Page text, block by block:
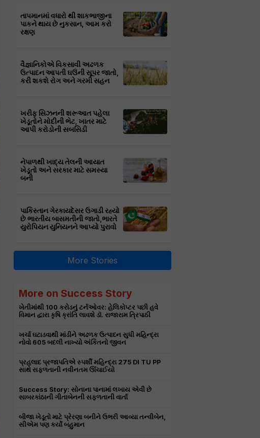
તાપમાનમાં વધારો થી શાકભાજીના
પાકને થાય છે નુકસાન, આમ કરો
રક્ષણ
વૈજ્ઞાનિકોએ વિકસાવી અઢળક
ઉત્પાદન આપતી ઘઉંની સૂપર જાતો,
કરી શકશે રોગ અને ગરમી સહન
ખરીફ સિઝનની શરૂઆત પહેલા
ખેડૂતોને મોદીની ભેટ, ખાતર માટે
આપી કરોડોની સબસિડી
નેપાળથી ખાદ્ય તેલની આયાત
ખેડૂતો અને સરકાર માટે સમસ્યા
બની
પાકિસ્તાન ગેરકાયદેસર ઉગાડી રહ્યો
છે ભારતીય બાસમતીની જાતો,ભારતે
યુરોપિયન યુનિયનને આપ્યો પુરાવો
More Stories
More on Success Story
ખેતીમાંથી 100 કરોડનું ટર્નઓવર: હેલિકોપ્ટર પછી હવે
વિમાન દ્વારા કૃષિ ક્રાંતિ લાવશે ડૉ. રાજારામ ત્રિપાઠી
ખર્ચા ઘટાડવાથી માંડીને અઢળક ઉત્પાદન સુધી મહિન્દ્રા
નોવો 605 બદલી નાખ્યો અંકિતનો જીવન
પ્રહલાદ પ્રજાપતિએ સ્પર્શી મહિન્દ્રા 275 DI TU PP
સાથે સફળતાની નવીનતમ ઊંચાઈયો
Success Story: સોનાના પાનામાં લખાય એવી છે
સાબરકાંઠાની ગીતાબેનની સફળતાની વાર્તા
બીજા ખેડૂતો માટે પ્રેરણા બનીને ઉભરી આવ્યા તન્વીબેન,
સીએમ પણ કર્યો બહુમાન